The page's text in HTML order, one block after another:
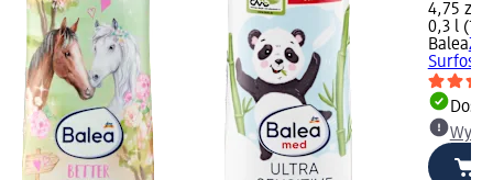
4,75 zł
0,3 l
Balea